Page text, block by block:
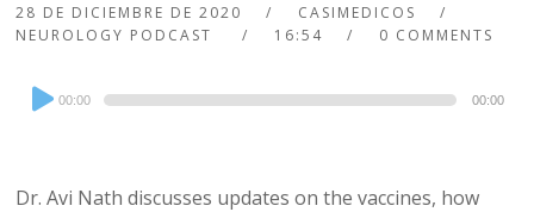
28 DE DICIEMBRE DE 2020
CASIMEDICOS
NEUROLOGY PODCAST
16:54 0 COMMENTS
Audio
Player
00:00 00:00
Dr. Avi Nath discusses updates on the vaccines, how